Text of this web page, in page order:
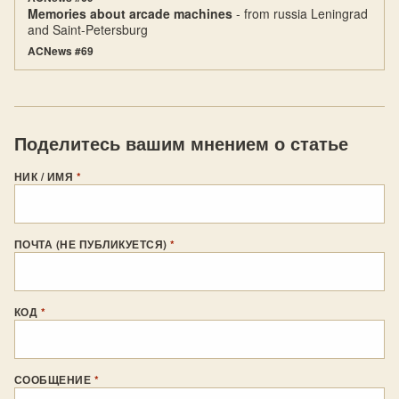
Memories about arcade machines - from russia Leningrad
and Saint-Petersburg
ACNews #69
Поделитесь вашим мнением о статье
НИК / ИМЯ *
ПОЧТА (НЕ ПУБЛИКУЕТСЯ)*
КОД *
СООБЩЕНИЕ *